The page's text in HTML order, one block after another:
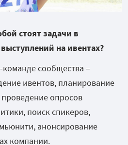
стоят задачи в
на ивентах?
сообщества –
ивентов, планирование
опросов
поискспикеров,
анонсирование
компании.